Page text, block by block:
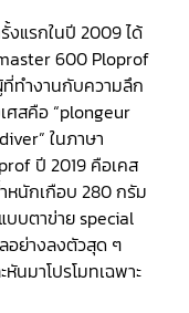
แรกในปี 2009 ได้
600 Ploprof
ที่ทำงานกับความลึก
ศสคือ “plongeur
ในภาษา
ปี 2019 คือเคส
หนักเกือบ 280 กรัม
บตาข่าย special
อย่างลงตัวสุด ๆ
นมาโปรโมทเฉพาะ